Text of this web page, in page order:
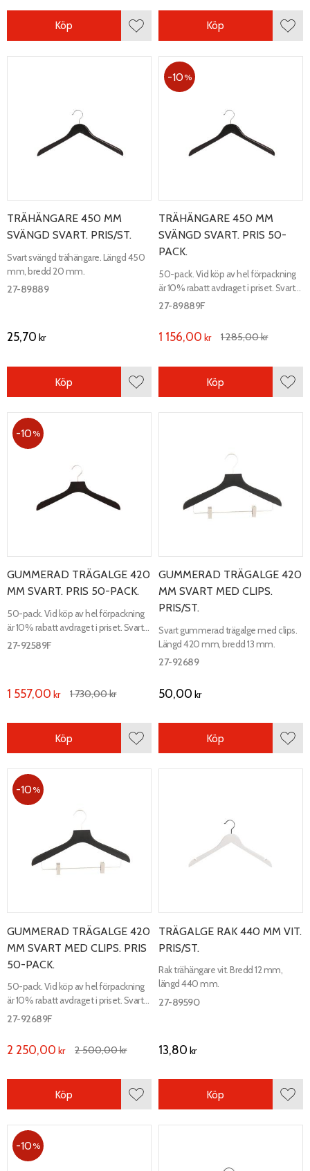
Lägg till i favoriter
Köp Köp
TRÄHÄNGARE 450 MM
SVÄNGD SVART. PRIS/ST.
Svart svängd trähängare. Längd 450
mm, bredd 20 mm.
27-89889
25,70 kr
Lägg till i favoriter
Köp
TRÄHÄNGARE 450 MM
SVÄNGD SVART. PRIS 50-
PACK.
50-pack. Vid köp av hel förpackning
är 10% rabatt avdraget i priset. Svart
svängd trähängare. Längd 450 mm,
27-89889F
1 156,00 kr 1 285,00kr
10%
Köp
GUMMERAD TRÄGALGE 420
MM SVART. PRIS 50-PACK.
50-pack. Vid köp av hel förpackning
är 10% rabatt avdraget i priset. Svart
gummerad trägalge med
27-92589F
1 557,00 kr 1 730,00kr
10%
Lägg till i favoriter
Köp
GUMMERAD TRÄGALGE 420
MM SVART MED CLIPS.
PRIS/ST.
Svart gummerad trägalge med clips.
Längd 420 mm, bredd 13 mm.
27-92689
50,00 kr
Köp
GUMMERAD TRÄGALGE 420
MM SVART MED CLIPS. PRIS
50-PACK.
50-pack. Vid köp av hel förpackning
är 10% rabatt avdraget i priset. Svart
gummerad trägalge med clips. Längd
27-92689F
2 250,00 kr 2 500,00kr
10%
Lägg till i favoriter
Köp
TRÄGALGE RAK 440 MM VIT.
PRIS/ST.
Rak trähängare vit. Bredd 12 mm,
längd 440 mm.
27-89590
13,80 kr
Köp
10%